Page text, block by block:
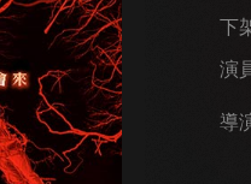
下
演
導